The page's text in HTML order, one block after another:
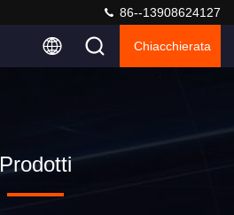
86--13908624127
Chiacchierata
Prodotti